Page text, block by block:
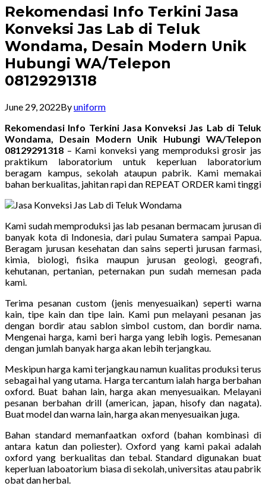
Rekomendasi Info Terkini Jasa
Konveksi Jas Lab di Teluk
Wondama, Desain Modern Unik
Hubungi WA/Telepon
08129291318
June 29, 2022Byuniform
Rekomendasi Info Terkini Jasa Konveksi Jas Lab di Teluk
Wondama, Desain Modern Unik Hubungi WA/Telepon
08129291318 – Kami konveksi yang memproduksi grosir jas
praktikum laboratorium untuk keperluan laboratorium
beragam kampus, sekolah ataupun pabrik. Kami memakai
bahan berkualitas, jahitan rapi dan REPEAT ORDER kami tinggi
Kami sudah memproduksi jas lab pesanan bermacam jurusan di
banyak kota di Indonesia, dari pulau Sumatera sampai Papua.
Beragam jurusan kesehatan dan sains seperti jurusan farmasi,
kimia, biologi, fisika maupun jurusan geologi, geografi,
kehutanan, pertanian, peternakan pun sudah memesan pada
kami.
Terima pesanan custom (jenis menyesuaikan) seperti warna
kain, tipe kain dan tipe lain. Kami pun melayani pesanan jas
dengan bordir atau sablon simbol custom, dan bordir nama.
Mengenai harga, kami beri harga yang lebih logis. Pemesanan
dengan jumlah banyak harga akan lebih terjangkau.
Meskipun harga kami terjangkau namun kualitas produksi terus
sebagai hal yang utama. Harga tercantum ialah harga berbahan
oxford. Buat bahan lain, harga akan menyesuaikan. Melayani
pesanan berbahan drill (american, japan, hisofy dan nagata).
Buat model dan warna lain, harga akan menyesuaikan juga.
Bahan standard memanfaatkan oxford (bahan kombinasi di
antara katun dan poliester). Oxford yang kami pakai adalah
oxford yang berkualitas dan tebal. Standard digunakan buat
keperluan laboatorium biasa di sekolah, universitas atau pabrik
obat dan herbal.